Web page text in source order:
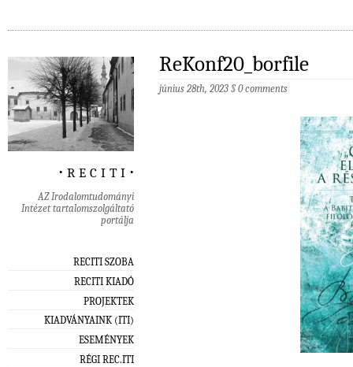
‧ r e c i t i ‧
AZ Irodalomtudományi
Intézet tartalomszolgáltató
portálja
RECITI SZOBA
RECITI KIADÓ
PROJEKTEK
KIADVÁNYAINK (ITI)
ESEMÉNYEK
RÉGI REC.ITI
ReKonf20_borfile
június 28th, 2023 §0 comments